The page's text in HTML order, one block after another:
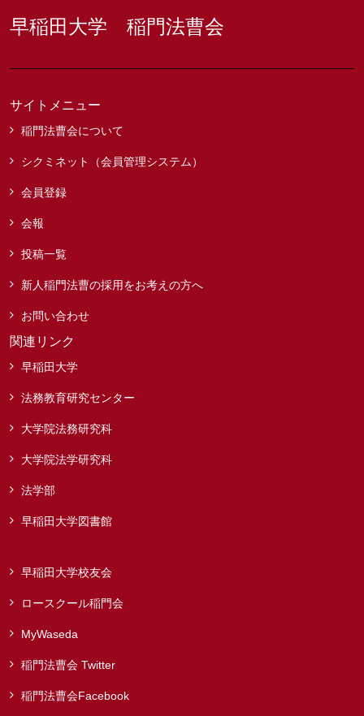
早稲田大学 稲門法曹会
サイトメニュー
稲門法曹会について
シクミネット（会員管理システム）
会員登録
会報
投稿一覧
新人稲門法曹の採用をお考えの方へ
お問い合わせ
関連リンク
早稲田大学
法務教育研究センター
大学院法務研究科
大学院法学研究科
法学部
早稲田大学図書館
早稲田大学校友会
ロースクール稲門会
MyWaseda
稲門法曹会 Twitter
稲門法曹会Facebook